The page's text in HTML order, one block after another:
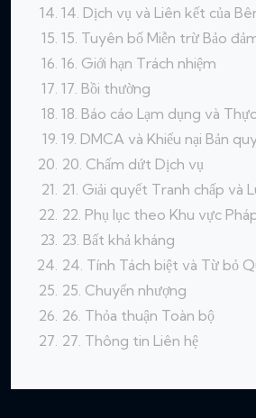
14. Dịch vụ và Liên kết của
15. Tuyên bố Miễn trừ Bảo
16. Giới hạn Trách nhiệm
17. Bồi thường
18. Báo cáo Lạm dụng và
19. DMCA và Khiếu nại Bản
20. Chấm dứt Dịch vụ
21. Giải quyết Tranh chấp và
22. Phụ lục theo Khu vực
23. Bất khả kháng
24. Tính Tách biệt và Từ bỏ
25. Chuyển nhượng
26. Thỏa thuận Toàn bộ
27. Thông tin Liên hệ